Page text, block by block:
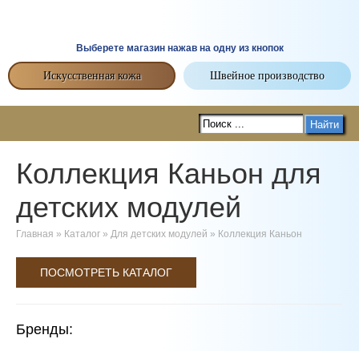
Выберете магазин нажав на одну из кнопок
Искусственная кожа Швейное производство
Найти
Коллекция Каньон для
детских модулей
Главная » Каталог » Для детских модулей » Коллекция Каньон
ПОСМОТРЕТЬ КАТАЛОГ
Бренды: